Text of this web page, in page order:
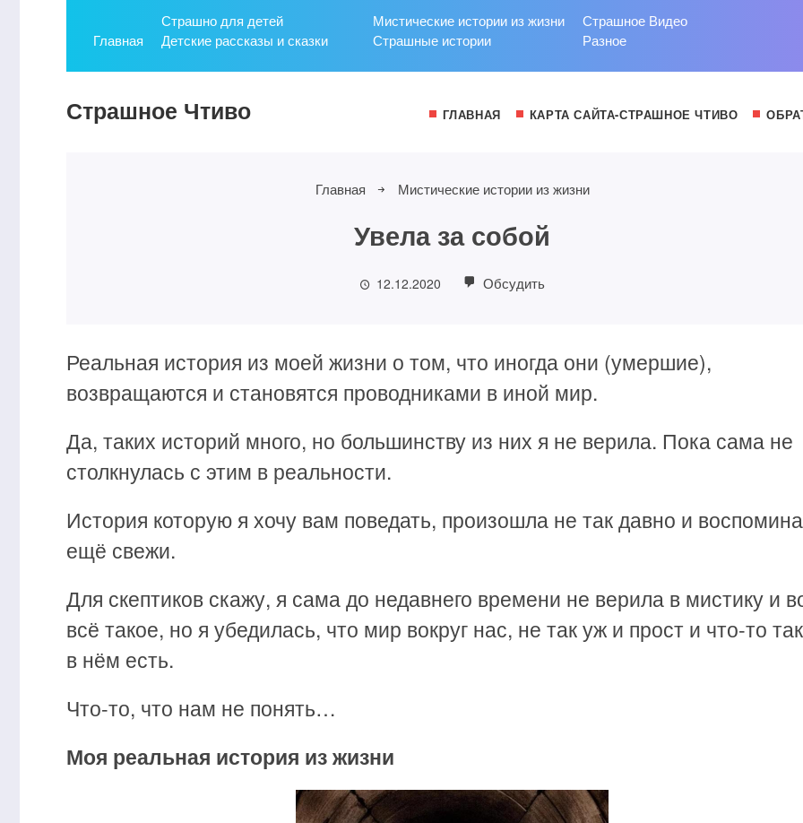
Главная
Страшно для детей
Детские рассказы и сказки
Мистические истории из жизни
Страшные истории
Страшное Видео
Разное
Страшное Чтиво ГЛАВНАЯ КАРТА САЙТА-СТРАШНОЕ ЧТИВО
Главная Мистические истории из жизни
Увела за собой
12.12.2020 Обсудить
Реальная история из моей жизни о том, что иногда они (умершие),
возвращаются и становятся проводниками в иной мир.
Да, таких историй много, но большинству из них я не верила. Пока сама не
столкнулась с этим в реальности.
История которую я хочу вам поведать, произошла не так давно и
ещё свежи.
Для скептиков скажу, я сама до недавнего времени не верила в мистику и
всё такое, но я убедилась, что мир вокруг нас, не так уж и прост и что-то
в нём есть.
Что-то, что нам не понять…
Моя реальная история из жизни